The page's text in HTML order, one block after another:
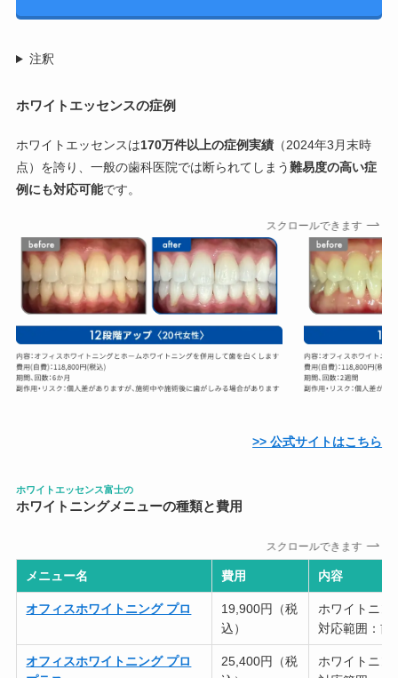
注釈
ホワイトエッセンスの症例
ホワイトエッセンスは170万件以上の症例実績（2024年3月末時
点）を誇り、一般の歯科医院では断られてしまう難易度の高い症
例にも対応可能です。
スクロールできます
>> 公式サイトはこちら
ホワイトエッセンス富士の
ホワイトニングメニューの種類と費用
スクロールできます
メニュー名 費用 内容
オフィスホワイトニング プロ
19,900円（税
込）
ホワイトニン
対応範囲：前
オフィスホワイトニング プロ
25,400円（税
ホワイトニン